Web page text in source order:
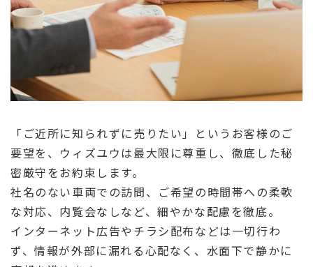
「ご近所に知られずに売りたい」というお客様のご
要望を、ウィズユウは最大限に尊重し、徹底した秘
密厳守をお約束します。
社名のない車両での訪問、ご希望の時間帯への柔軟
な対応、内覧会なしなど、細やかな配慮を徹底。
インターネット広告やチラシ配布などは一切行わ
ず、情報が外部に漏れる心配なく、水面下で静かに